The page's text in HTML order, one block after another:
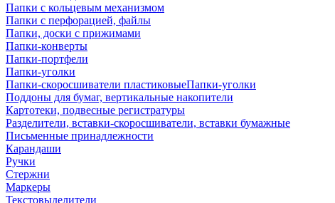
Папки с кольцевым механизмом
Папки с перфорацией, файлы
Папки, доски с прижимами
Папки-конверты
Папки-портфели
Папки-уголки
Папки-скоросшиватели пластиковыеПапки-уголки
Поддоны для бумаг, вертикальные накопители
Картотеки, подвесные регистратуры
Разделители, вставки-скоросшиватели, вставки бумажные
Письменные принадлежности
Карандаши
Ручки
Стержни
Маркеры
Текстовыделители